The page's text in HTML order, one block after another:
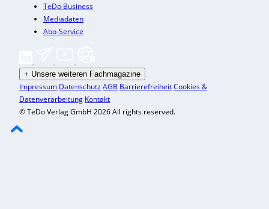
TeDo Business
Mediadaten
Abo-Service
+ Unsere weiteren Fachmagazine
Impressum DatenschutzAGB BarrierefreiheitCookies &
Datenverarbeitung Kontakt
© TeDo Verlag GmbH 2026 All rights reserved.